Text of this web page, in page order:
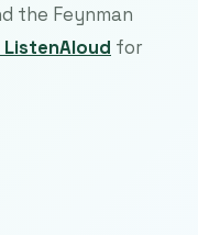
the Feynman
for